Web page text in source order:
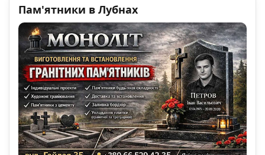
Пам'ятники в Лубнах